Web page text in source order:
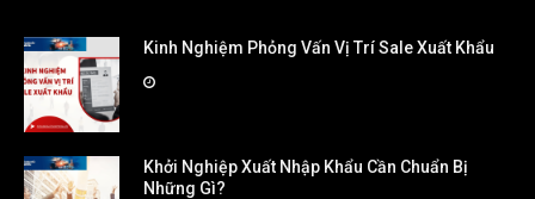
Kinh Nghiệm Phỏng Vấn Vị Trí Sale Xuất Khẩu
Khởi Nghiệp Xuất Nhập Khẩu Cần Chuẩn Bị
Những Gì?